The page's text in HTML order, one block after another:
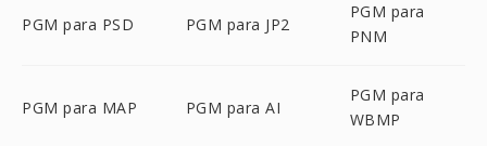
PGM para PSD PGM para JP2
PGM para
PNM
PGM para MAP PGM para AI
PGM para
WBMP